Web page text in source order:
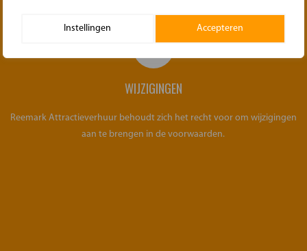
Instellingen Accepteren
WIJZIGINGEN
Reemark Attractieverhuur behoudt zich het recht voor om wijzigingen
aan te brengen in de voorwaarden.